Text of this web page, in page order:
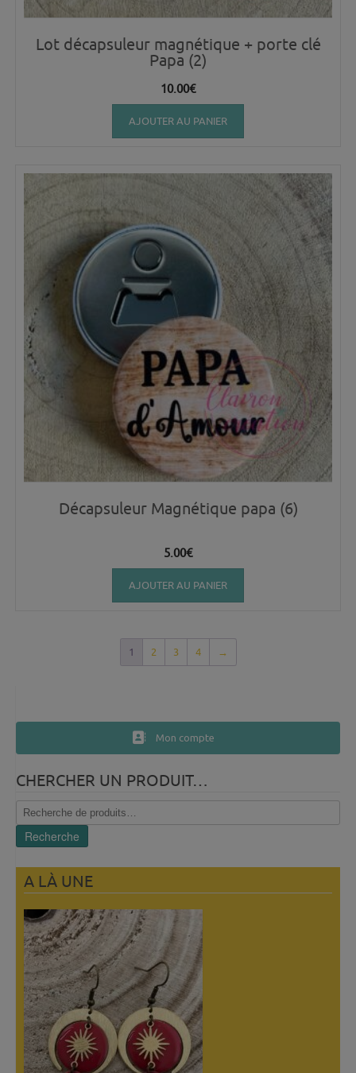
Lot décapsuleur magnétique + porte clé
Papa (2)
10.00€
AJOUTER AU PANIER
Décapsuleur Magnétique papa (6)
5.00€
AJOUTER AU PANIER
1 2 3 4 →
Mon compte
CHERCHER UN PRODUIT…
Recherche
pour :
Recherche
A LÀ UNE